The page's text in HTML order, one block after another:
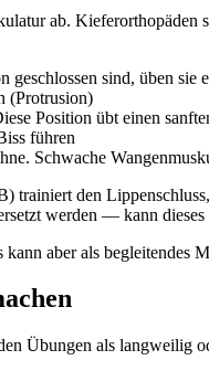
ab.
geschlossen sind, üben
(Protrusion)
Position übt einen
führen
Schwache
den
werden — kann
aber als
Übungen als